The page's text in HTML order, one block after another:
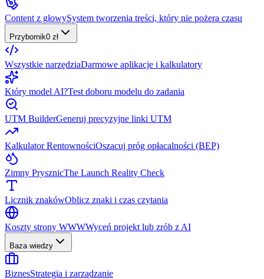
Content z głowySystem tworzenia treści, który nie pożera czasu
Przybornik0 zł
Wszystkie narzędziaDarmowe aplikacje i kalkulatory
Który model AI?Test doboru modelu do zadania
UTM BuilderGeneruj precyzyjne linki UTM
Kalkulator RentownościOszacuj próg opłacalności (BEP)
Zimny PrysznicThe Launch Reality Check
Licznik znakówOblicz znaki i czas czytania
Koszty strony WWWWyceń projekt lub zrób z AI
Baza wiedzy
BiznesStrategia i zarządzanie